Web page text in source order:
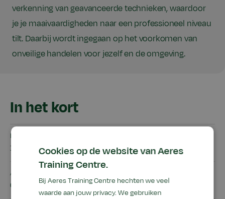
verkenning van geavanceerde technieken, waardoor
je je maaivaardigheden naar een professioneel niveau
tilt. Daarbij wordt ingegaan op het voorkomen van
onveilige handelen voor jezelf en de omgeving.
In het kort
Eerste startdatum
10 september 2026
Aantal dagen/uur
6 uur - 0 uur studiebelasting
Cookies op de website van Aeres
Training Centre.
Bij Aeres Training Centre hechten we veel
waarde aan jouw privacy. We gebruiken